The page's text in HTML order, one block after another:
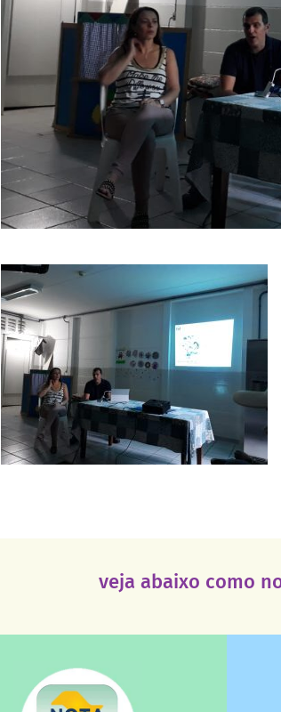
veja abaixo como